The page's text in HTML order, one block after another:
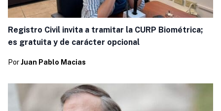
Registro Civil invita a tramitar la CURP Biométrica;
es gratuita y de carácter opcional
Por Juan Pablo Macias